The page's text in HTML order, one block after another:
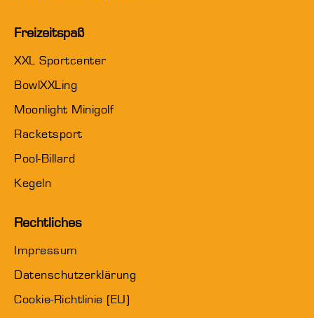
Freizeitspaß
XXL Sportcenter
BowlXXLing
Moonlight Minigolf
Racketsport
Pool-Billard
Kegeln
Rechtliches
Impressum
Datenschutzerklärung
Cookie-Richtlinie (EU)